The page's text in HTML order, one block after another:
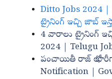
Ditto Jobs 2024 |
ట్రైనింగ్ ఇచ్చి జాబ్
4 వారాలు ట్రైనింగ్
2024 | Telugu
పంచాయితీ రాజ్ లో
Notification |